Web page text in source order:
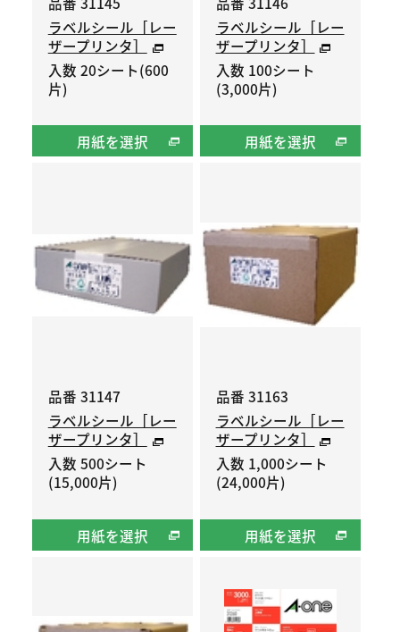
ラベルシール［レー
ザープリンタ］
入数 20シート(600
片)
用紙を選択
ラベルシール［レー
ザープリンタ］
入数 100シート
(3,000片)
用紙を選択
品番 31147
ラベルシール［レー
ザープリンタ］
入数 500シート
(15,000片)
用紙を選択
品番 31163
ラベルシール［レー
ザープリンタ］
入数 1,000シート
(24,000片)
用紙を選択